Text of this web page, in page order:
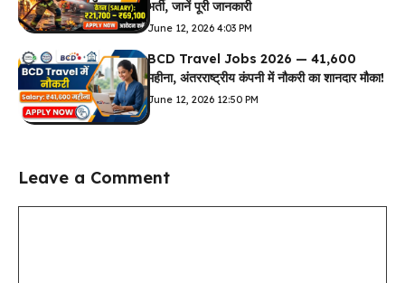
भर्ती, जानें पूरी जानकारी
June 12, 2026 4:03 PM
BCD Travel Jobs 2026 — ₹41,600
महीना, अंतरराष्ट्रीय कंपनी में नौकरी का शानदार मौका!
June 12, 2026 12:50 PM
Leave a Comment